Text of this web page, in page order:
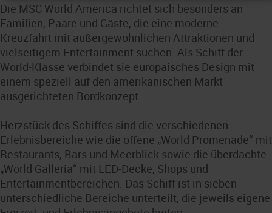
Die MSC World America richtet sich besonders an
Familien, Paare und Gäste, die eine moderne
Kreuzfahrt mit außergewöhnlichen Attraktionen und
vielseitigem Entertainment suchen. Als Schiff der
World-Klasse verbindet sie europäisches Design mit
einem speziell auf den amerikanischen Markt
ausgerichteten Bordkonzept.
Herzstück des Schiffes sind die verschiedenen
Erlebnisbereiche wie die offene „World Promenade“ mit
Restaurants, Bars und Meerblick sowie die überdachte
„World Galleria“ mit LED-Decke, Shops und
Entertainmentbereichen. Das Schiff ist in sieben
unterschiedliche Bereiche unterteilt, die jeweils eigene